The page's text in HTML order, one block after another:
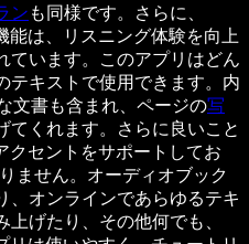
ン も同様です。さらに、
能は、リスニング体験を向上
ています。このアプリはどん
テキストで使用できます。内
文書も含まれ、ページの写
てくれます。さらに良いこと
クセントをサポートしてお
ません。オーディオブック
、オンラインであらゆるテキ
上げたり、その他何でも、